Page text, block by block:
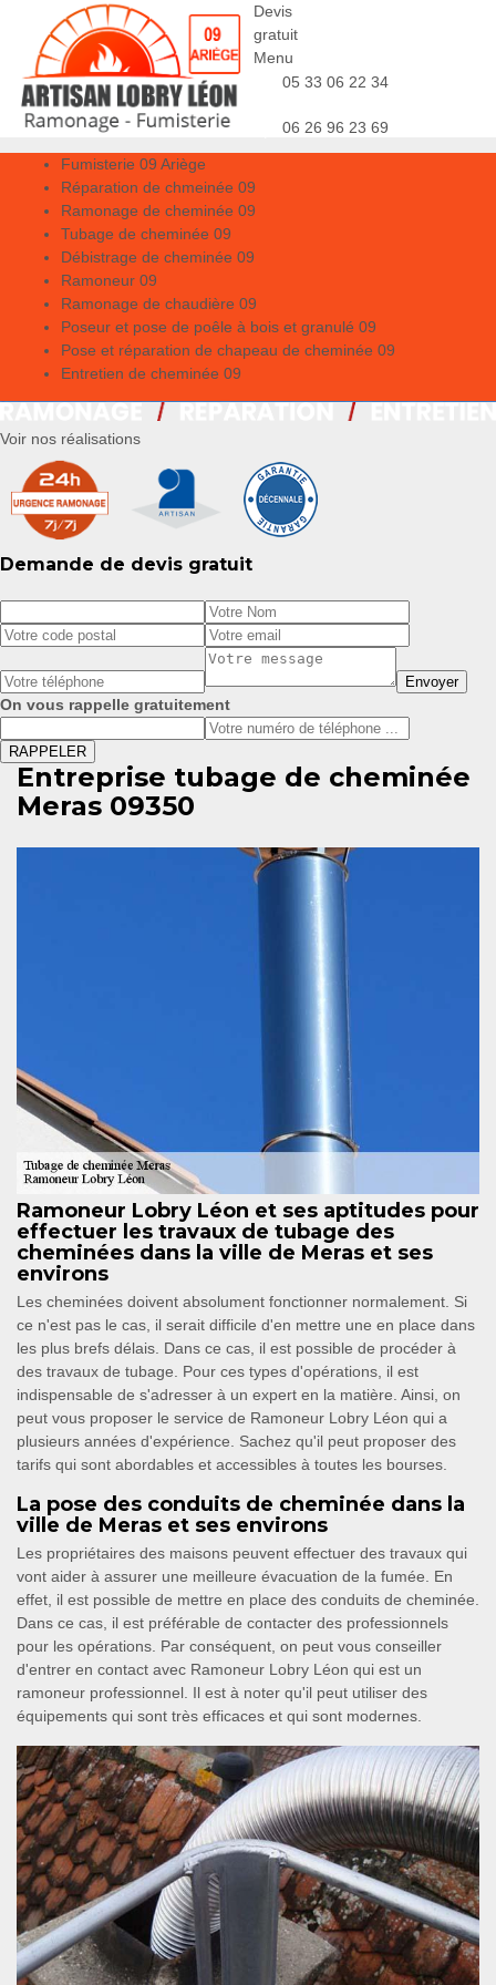
Devis
gratuit
Menu
05 33 06 22 34
06 26 96 23 69
Fumisterie 09 Ariège
Réparation de chmeinée 09
Ramonage de cheminée 09
Tubage de cheminée 09
Débistrage de cheminée 09
Ramoneur 09
Ramonage de chaudière 09
Poseur et pose de poêle à bois et granulé 09
Pose et réparation de chapeau de cheminée 09
Entretien de cheminée 09
Voir nos réalisations
Demande de devis gratuit
On vous rappelle gratuitement
Entreprise tubage de cheminée
Meras 09350
Ramoneur Lobry Léon et ses aptitudes pour
effectuer les travaux de tubage des
cheminées dans la ville de Meras et ses
environs
Les cheminées doivent absolument fonctionner normalement. Si
ce n'est pas le cas, il serait difficile d'en mettre une en place dans
les plus brefs délais. Dans ce cas, il est possible de procéder à
des travaux de tubage. Pour ces types d'opérations, il est
indispensable de s'adresser à un expert en la matière. Ainsi, on
peut vous proposer le service de Ramoneur Lobry Léon qui a
plusieurs années d'expérience. Sachez qu'il peut proposer des
tarifs qui sont abordables et accessibles à toutes les bourses.
La pose des conduits de cheminée dans la
ville de Meras et ses environs
Les propriétaires des maisons peuvent effectuer des travaux qui
vont aider à assurer une meilleure évacuation de la fumée. En
effet, il est possible de mettre en place des conduits de cheminée.
Dans ce cas, il est préférable de contacter des professionnels
pour les opérations. Par conséquent, on peut vous conseiller
d'entrer en contact avec Ramoneur Lobry Léon qui est un
ramoneur professionnel. Il est à noter qu'il peut utiliser des
équipements qui sont très efficaces et qui sont modernes.